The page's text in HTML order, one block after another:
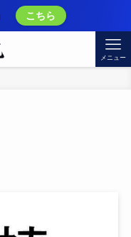
こちら
メニュー